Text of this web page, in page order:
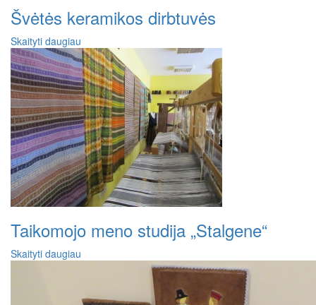
Švėtės keramikos dirbtuvės
Skaityti daugiau
Taikomojo meno studija „Stalgene“
Skaityti daugiau